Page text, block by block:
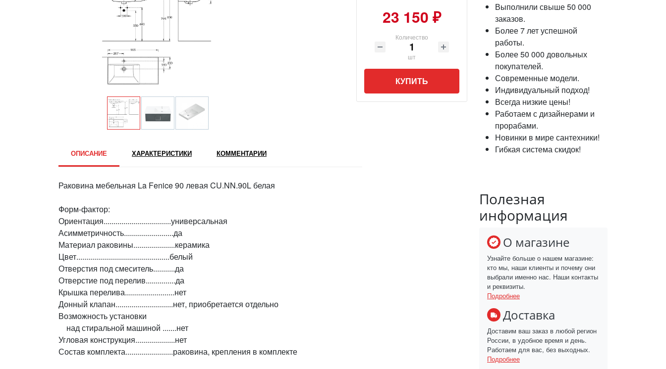
23 150 ₽
Количество
шт
КУПИТЬ
ОПИСАНИЕ ХАРАКТЕРИСТИКИ КОММЕНТАРИИ
Раковина мебельная La Fenice 90 левая CU.NN.90L белая
Форм-фактор:
Ориентация..................................универсальная
Асимметричность.........................да
Материал раковины.....................керамика
Цвет...............................................белый
Отверстия под смеситель...........да
Отверстие под перелив...............да
Крышка перелива.........................нет
Донный клапан.............................нет, приобретается отдельно
Возможность установки
над стиральной машиной .......нет
Угловая конструкция....................нет
Состав комплекта........................раковина, крепления в комплекте
Выполнили свыше 50 000
заказов.
Более 7 лет успешной
работы.
Более 50 000 довольных
покупателей.
Современные модели.
Индивидуальный подход!
Всегда низкие цены!
Работаем с дизайнерами и
прорабами.
Новинки в мире сантехники!
Гибкая система скидок!
Полезная
информация
О магазине
Узнайте больше о нашем магазине:
кто мы, наши клиенты и почему они
выбрали именно нас. Наши контакты
и реквизиты.
Подробнее
Доставка
Доставим ваш заказ в любой регион
России, в удобное время и день.
Работаем для вас, без выходных.
Подробнее